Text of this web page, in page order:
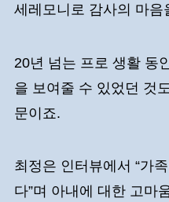
세레모니로 감사의 마음
20년 넘는 프로 생활 동
을 보여줄 수 있었던 것
문이죠.
최정은 인터뷰에서 “가
다”며 아내에 대한 고마